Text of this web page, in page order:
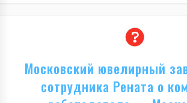
Московский ювелирный
сотрудника Рената о